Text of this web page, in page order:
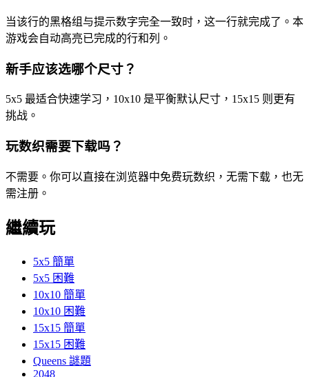
当该行的黑格组与提示数字完全一致时，这一行就完成了。本
游戏会自动高亮已完成的行和列。
新手应该选哪个尺寸？
5x5 最适合快速学习，10x10 是平衡默认尺寸，15x15 则更有
挑战。
玩数织需要下载吗？
不需要。你可以直接在浏览器中免费玩数织，无需下载，也无
需注册。
繼續玩
5x5 簡單
5x5 困難
10x10 簡單
10x10 困難
15x15 簡單
15x15 困難
Queens 謎題
2048